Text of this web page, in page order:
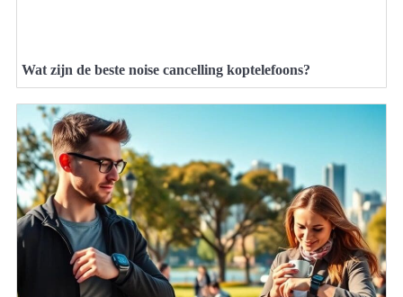
Wat zijn de beste noise cancelling koptelefoons?